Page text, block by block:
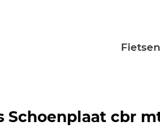
Fietsen
Schoenplaat cbr